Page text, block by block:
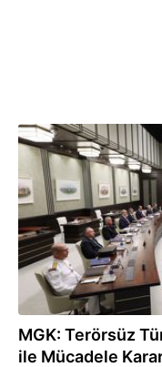
06.08.2026
MGK: Terörsüz
ile Mücadele